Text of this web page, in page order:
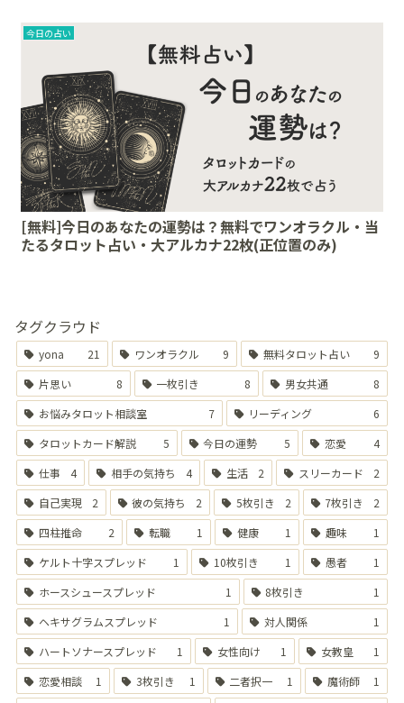
今日の占い
[無料]今日のあなたの運勢は？無料でワンオラクル・当
たるタロット占い・大アルカナ22枚(正位置のみ)
タグクラウド
yona 21 ワンオラクル 9 無料タロット占い
9
片思い
8 一枚引き 8 男女共通
8
お悩みタロット相談室
7 リーディング
6
タロットカード解説
5 今日の運勢 5 恋愛
4
仕事
4 相手の気持ち 4 生活 2 スリーカード
2
自己実現
2 彼の気持ち 2 5枚引き 2 7枚引き
2
四柱推命
2 転職 1 健康 1 趣味
1
ケルト十字スプレッド
1 10枚引き 1 愚者
1
ホースシュースプレッド
1 8枚引き
1
ヘキサグラムスプレッド
1 対人関係
1
ハートソナースプレッド
1 女性向け 1 女教皇
1
恋愛相談
1 3枚引き 1 二者択一 1 魔術師
1